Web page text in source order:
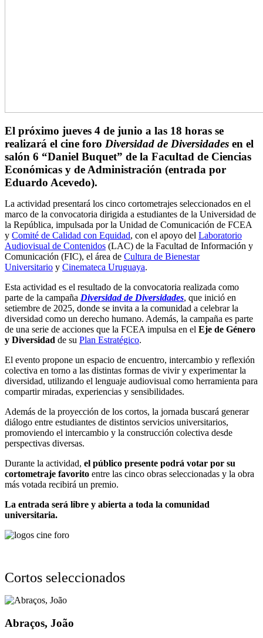
El próximo jueves 4 de junio a las 18 horas se
realizará el cine foro Diversidad de Diversidades en el
salón 6 “Daniel Buquet” de la Facultad de Ciencias
Económicas y de Administración (entrada por
Eduardo Acevedo).
La actividad presentará los cinco cortometrajes seleccionados en el
marco de la convocatoria dirigida a estudiantes de la Universidad de
la República, impulsada por la Unidad de Comunicación de FCEA
y Comité de Calidad con Equidad, con el apoyo del Laboratorio
Audiovisual de Contenidos (LAC) de la Facultad de Información y
Comunicación (FIC), el área de Cultura de Bienestar
Universitario y Cinemateca Uruguaya.
Esta actividad es el resultado de la convocatoria realizada como
parte de la campaña Diversidad de Diversidades, que inició en
setiembre de 2025, donde se invita a la comunidad a celebrar la
diversidad como un derecho humano. Además, la campaña es parte
de una serie de acciones que la FCEA impulsa en el Eje de Género
y Diversidad de su Plan Estratégico.
El evento propone un espacio de encuentro, intercambio y reflexión
colectiva en torno a las distintas formas de vivir y experimentar la
diversidad, utilizando el lenguaje audiovisual como herramienta para
compartir miradas, experiencias y sensibilidades.
Además de la proyección de los cortos, la jornada buscará generar
diálogo entre estudiantes de distintos servicios universitarios,
promoviendo el intercambio y la construcción colectiva desde
perspectivas diversas.
Durante la actividad, el público presente podrá votar por su
cortometraje favorito entre las cinco obras seleccionadas y la obra
más votada recibirá un premio.
La entrada será libre y abierta a toda la comunidad
universitaria.
Cortos seleccionados
Abraços, João